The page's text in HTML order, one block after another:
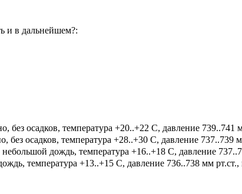
и в дальнейшем?:
без осадков, температура +20..+22 С, давление
без осадков, температура +28..+30 С, давление
дождь, температура +16..+18 С, давление
температура +13..+15 С, давление 736..738 мм